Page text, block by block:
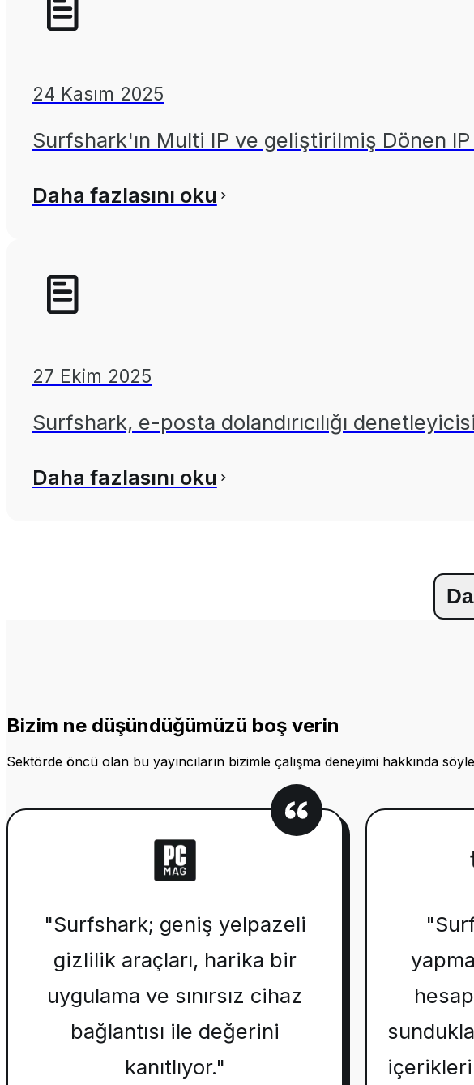
24 Kasım 2025
Surfshark'ın Multi IP ve geliştirilmiş Dönen
Daha fazlasını oku
27 Ekim 2025
Surfshark, e-posta dolandırıcılığı
Daha fazlasını oku
Bizim ne düşündüğümüzü boş verin
Sektörde öncü olan bu yayıncıların bizimle çalışma deneyimi hakkında
"Surfshark; geniş yelpazeli
gizlilik araçları, harika bir
uygulama ve sınırsız cihaz
bağlantısı ile değerini
kanıtlıyor."